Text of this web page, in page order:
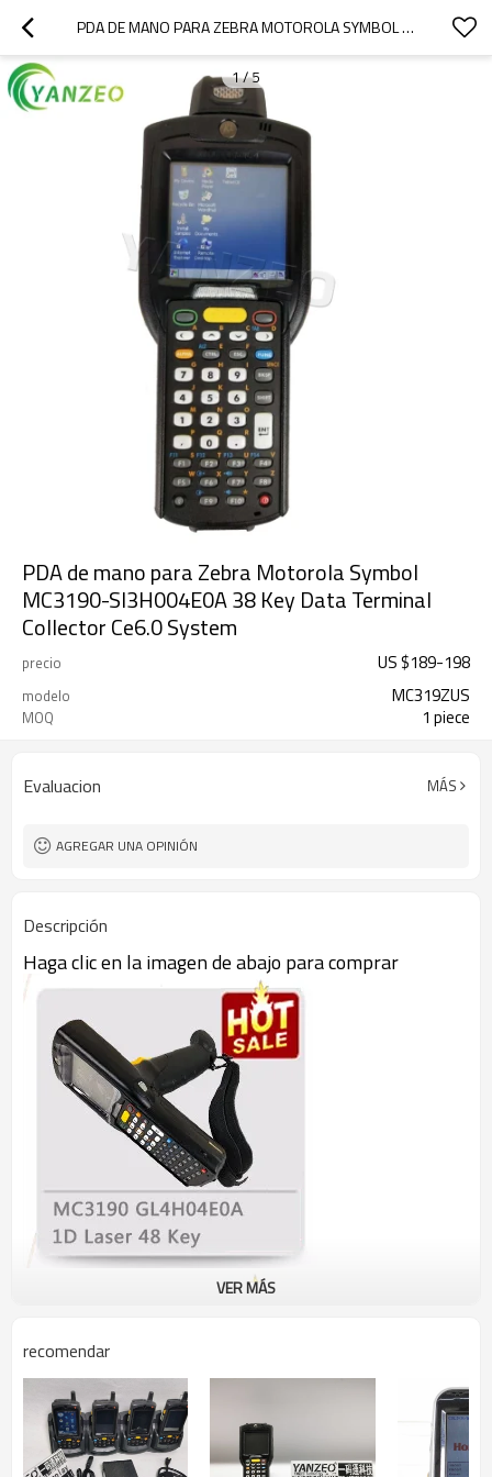
PDA DE MANO PARA ZEBRA MOTOROLA SYMBOL MC3190-SI3H004E0A 38 KEY DATA TERMINAL COLLECTOR CE6.0 SYSTEM
1/5
PDA de mano para Zebra Motorola Symbol
MC3190-SI3H004E0A 38 Key Data Terminal
Collector Ce6.0 System
precio US $189-198
modelo MC319ZUS
MOQ 1 piece
Evaluacion MÁS
AGREGAR UNA OPINIÓN
Descripción
Haga clic en la imagen de abajo para comprar
VER MÁS
recomendar